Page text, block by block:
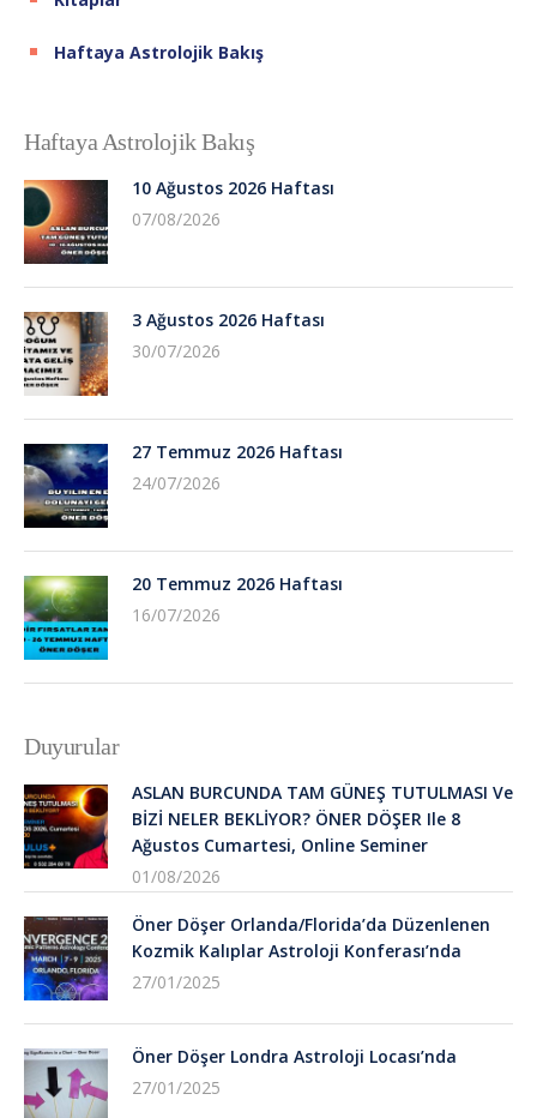
Haftaya Astrolojik Bakış
Haftaya Astrolojik Bakış
10 Ağustos 2026 Haftası
07/08/2026
3 Ağustos 2026 Haftası
30/07/2026
27 Temmuz 2026 Haftası
24/07/2026
20 Temmuz 2026 Haftası
16/07/2026
Duyurular
ASLAN BURCUNDA TAM GÜNEŞ TUTULMASI Ve
BİZİ NELER BEKLİYOR? ÖNER DÖŞER Ile 8
Ağustos Cumartesi, Online Seminer
01/08/2026
Öner Döşer Orlanda/Florida’da Düzenlenen
Kozmik Kalıplar Astroloji Konferası’nda
27/01/2025
Öner Döşer Londra Astroloji Locası’nda
27/01/2025